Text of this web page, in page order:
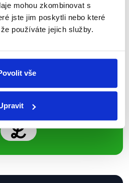
mohou zkombinovat s
jste jim poskytli nebo které
používáte jejich služby.
vše
události
našich